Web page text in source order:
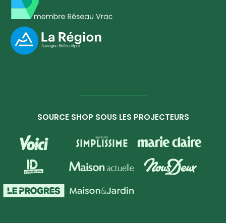
SOURCE SHOP SOUS LES PROJECTEURS